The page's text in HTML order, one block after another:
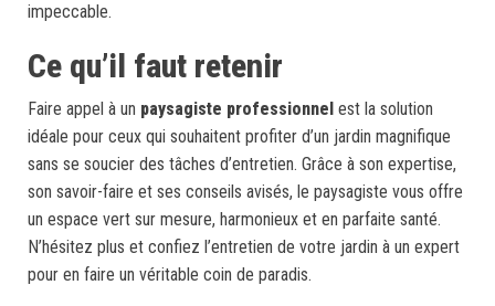
impeccable.
Ce qu’il faut retenir
Faire appel à un paysagiste professionnel est la solution
idéale pour ceux qui souhaitent profiter d’un jardin magnifique
sans se soucier des tâches d’entretien. Grâce à son expertise,
son savoir-faire et ses conseils avisés, le paysagiste vous offre
un espace vert sur mesure, harmonieux et en parfaite santé.
N’hésitez plus et confiez l’entretien de votre jardin à un expert
pour en faire un véritable coin de paradis.